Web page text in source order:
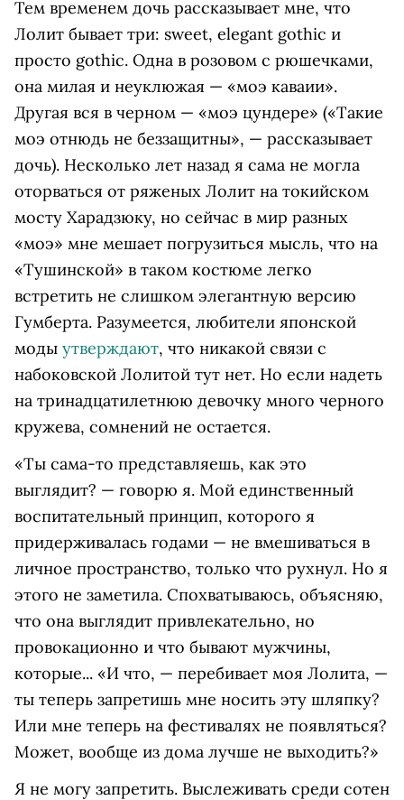
Тем временем дочь рассказывает мне, что
Лолит бывает три: sweet, elegant gothic и
просто gothic. Одна в розовом с рюшечками,
она милая и неуклюжая — «моэ каваии».
Другая вся в черном — «моэ цундере» («Такие
моэ отнюдь не беззащитны», — рассказывает
дочь). Несколько лет назад я сама не могла
оторваться от ряженых Лолит на токийском
мосту Харадзюку, но сейчас в мир разных
«моэ» мне мешает погрузиться мысль, что на
«Тушинской» в таком костюме легко
встретить не слишком элегантную версию
Гумберта. Разумеется, любители японской
моды утверждают, что никакой связи с
набоковской Лолитой тут нет. Но если надеть
на тринадцатилетнюю девочку много черного
кружева, сомнений не остается.
«Ты сама-то представляешь, как это
выглядит? — говорю я. Мой единственный
воспитательный принцип, которого я
придерживалась годами — не вмешиваться в
личное пространство, только что рухнул. Но я
этого не заметила. Спохватываюсь, объясняю,
что она выглядит привлекательно, но
провокационно и что бывают мужчины,
которые... «И что, — перебивает моя Лолита, —
ты теперь запретишь мне носить эту шляпку?
Или мне теперь на фестивалях не появляться?
Может, вообще из дома лучше не выходить?»
Я не могу запретить. Выслеживать среди сотен